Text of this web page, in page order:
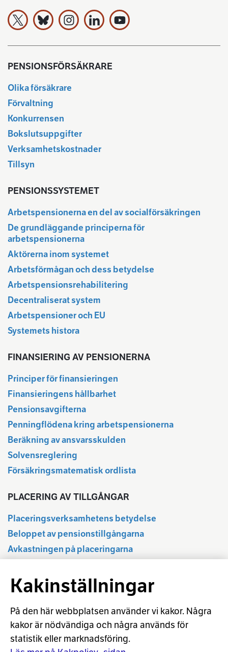
Arbetspensionsförsäkrarna TELA rf på X
Arbetspensionsförsäkrarna TELA rf Bluesky:ssa
Arbetspensionsförsäkrarna TELA rf på
Arbetspensionsförsäkrarna TELA
Arbetspensionsförsäkrarna
PENSIONSFÖRSÄKRARE
Olika försäkrare
Förvaltning
Konkurrensen
Bokslutsuppgifter
Verksamhetskostnader
Tillsyn
PENSIONSSYSTEMET
Arbetspensionerna en del av socialförsäkringen
De grundläggande principerna för
arbetspensionerna
Aktörerna inom systemet
Arbetsförmågan och dess betydelse
Arbetspensionsrehabilitering
Decentraliserat system
Arbetspensioner och EU
Systemets histora
FINANSIERING AV PENSIONERNA
Principer för finansieringen
Finansieringens hållbarhet
Pensionsavgifterna
Penningflödena kring arbetspensionerna
Beräkning av ansvarsskulden
Solvensreglering
Försäkringsmatematisk ordlista
PLACERING AV TILLGÅNGAR
Placeringsverksamhetens betydelse
Beloppet av pensionstillgångarna
Avkastningen på placeringarna
Statistikdatabas
Regleringen av placeringsverksamheten
Ansvarsfull placering
Placeringsordlista
Beräkning av aktieavkastningen
Kakinställningar
På den här webbplatsen använder vi kakor. Några
kakor är nödvändiga och några används för
statistik eller marknadsföring.